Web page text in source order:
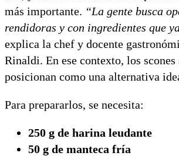
más importante. “La gente busca
rendidoras y con ingredientes que
explica la chef y docente
Rinaldi. En ese contexto, los scones
posicionan como una alternativa
Para prepararlos, se necesita:
250 g de harina leudante
50 g de manteca fría